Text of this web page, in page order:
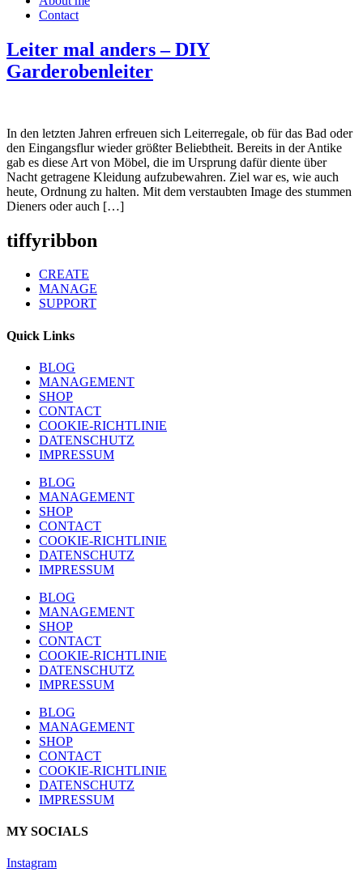
Contact
Leiter mal anders – DIY
Garderobenleiter
In den letzten Jahren erfreuen sich Leiterregale, ob für das Bad oder
den Eingangsflur wieder größter Beliebtheit. Bereits in der Antike
gab es diese Art von Möbel, die im Ursprung dafür diente über
Nacht getragene Kleidung aufzubewahren. Ziel war es, wie auch
heute, Ordnung zu halten. Mit dem verstaubten Image des stummen
Dieners oder auch […]
tiffyribbon
CREATE
MANAGE
SUPPORT
Quick Links
BLOG
MANAGEMENT
SHOP
CONTACT
COOKIE-RICHTLINIE
DATENSCHUTZ
IMPRESSUM
BLOG
MANAGEMENT
SHOP
CONTACT
COOKIE-RICHTLINIE
DATENSCHUTZ
IMPRESSUM
BLOG
MANAGEMENT
SHOP
CONTACT
COOKIE-RICHTLINIE
DATENSCHUTZ
IMPRESSUM
BLOG
MANAGEMENT
SHOP
CONTACT
COOKIE-RICHTLINIE
DATENSCHUTZ
IMPRESSUM
MY SOCIALS
Instagram